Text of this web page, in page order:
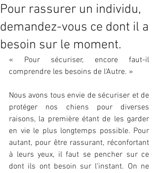
Pour rassurer un individu,
demandez-vous ce dont il a
besoin sur le moment.
« Pour sécuriser, encore faut-il
comprendre les besoins de l'Autre. »
Nous avons tous envie de sécuriser et de
protéger nos chiens pour diverses
raisons, la première étant de les garder
en vie le plus longtemps possible. Pour
autant, pour être rassurant, réconfortant
à leurs yeux, il faut se pencher sur ce
dont ils ont besoin sur l'instant. On ne